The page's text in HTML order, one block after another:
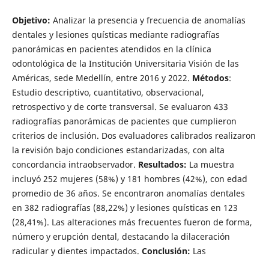
Objetivo: Analizar la presencia y frecuencia de anomalías
dentales y lesiones quísticas mediante radiografías
panorámicas en pacientes atendidos en la clínica
odontológica de la Institución Universitaria Visión de las
Américas, sede Medellín, entre 2016 y 2022. Métodos:
Estudio descriptivo, cuantitativo, observacional,
retrospectivo y de corte transversal. Se evaluaron 433
radiografías panorámicas de pacientes que cumplieron
criterios de inclusión. Dos evaluadores calibrados realizaron
la revisión bajo condiciones estandarizadas, con alta
concordancia intraobservador. Resultados: La muestra
incluyó 252 mujeres (58%) y 181 hombres (42%), con edad
promedio de 36 años. Se encontraron anomalías dentales
en 382 radiografías (88,22%) y lesiones quísticas en 123
(28,41%). Las alteraciones más frecuentes fueron de forma,
número y erupción dental, destacando la dilaceración
radicular y dientes impactados. Conclusión: Las